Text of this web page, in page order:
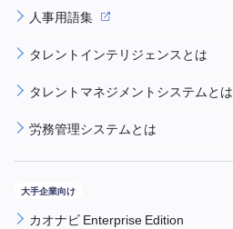
人事用語集
タレントインテリジェンスとは
タレントマネジメントシステムとは
労務管理システムとは
カオナビ Enterprise Edition